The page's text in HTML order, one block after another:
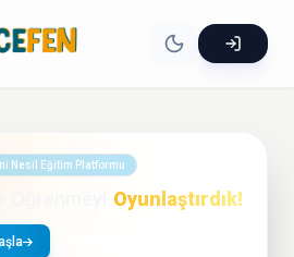
Nesil Eğitim Platformu
Oyunlaştırdık!